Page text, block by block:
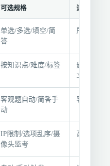
可选规格 适用条件
单选/多选/填空/简
答
所有课程
按知识点/难度/标签
题库题量
3倍
客观题自动/简答手
动
客观题需
IP限制/选项乱序/摄
像头监考
高安全性